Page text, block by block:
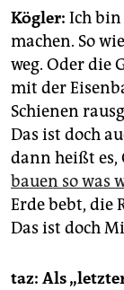
Kögler: Ich bin
machen. So
weg. Oder die
mit der
Schienen
Das ist doch
dann heißt es,
bauen so was
Erde bebt, die
Das ist doch
taz: Als